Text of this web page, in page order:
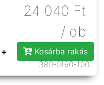
24 040 Ft
/ db
+
Kosárba rakás
380-0190-100